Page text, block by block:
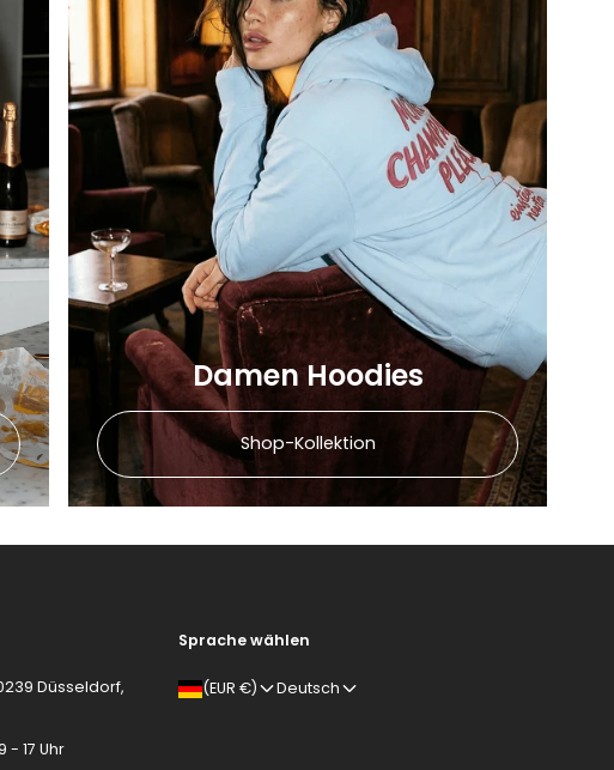
Damen Hoodies
Shop-Kollektion
Düsseldorf,
- 17 Uhr
Sprache wählen
(EUR €) Deutsch